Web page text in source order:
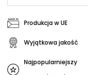
Produkcja w UE
Wyjątkowa jakość
Najpopularniejszy